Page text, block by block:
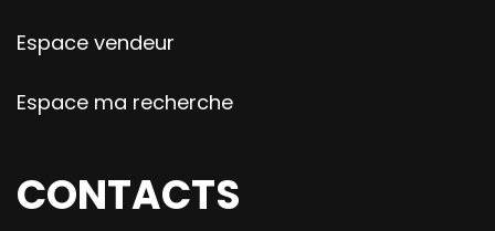
Espace vendeur
Espace ma recherche
CONTACTS